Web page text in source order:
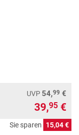
UVP 54,99 €
39,95 €
Sie sparen 15,04 €